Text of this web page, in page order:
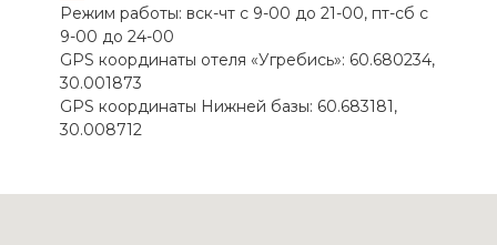
Режим работы: вск-чт с 9-00 до 21-00, пт-сб с
9-00 до 24-00
GPS координаты отеля «Угребись»: 60.680234,
30.001873
GPS координаты Нижней базы: 60.683181,
30.008712